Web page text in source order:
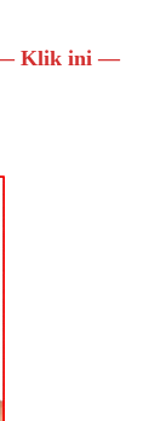
— Klik ini —